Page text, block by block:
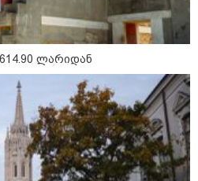
სიახლე
ლარიდან